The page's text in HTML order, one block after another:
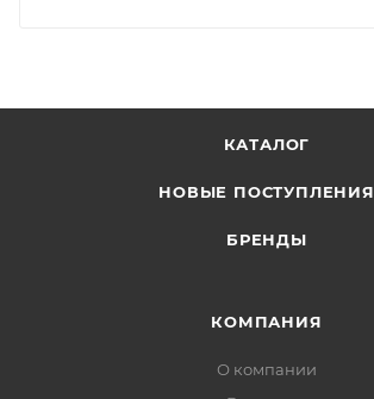
КАТАЛОГ
НОВЫЕ ПОСТУПЛЕНИЯ
БРЕНДЫ
КОМПАНИЯ
О компании